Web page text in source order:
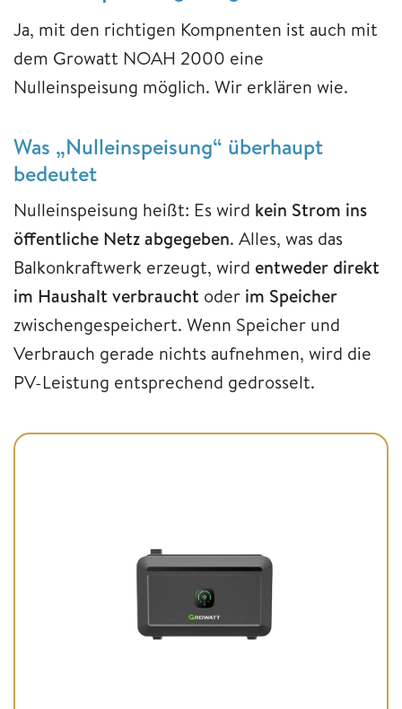
Ja, mit den richtigen Kompnenten ist auch mit
dem Growatt NOAH 2000 eine
Nulleinspeisung möglich. Wir erklären wie.
Was „Nulleinspeisung“ überhaupt
bedeutet
Nulleinspeisung heißt: Es wird kein Strom ins
öffentliche Netz abgegeben. Alles, was das
Balkonkraftwerk erzeugt, wird entweder direkt
im Haushalt verbraucht oder im Speicher
zwischengespeichert. Wenn Speicher und
Verbrauch gerade nichts aufnehmen, wird die
PV-Leistung entsprechend gedrosselt.